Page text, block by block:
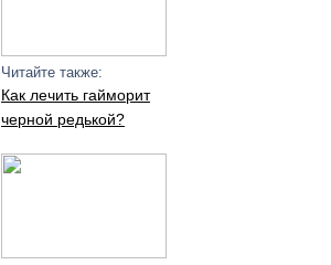
Читайте также:
Как лечить гайморит
черной редькой?